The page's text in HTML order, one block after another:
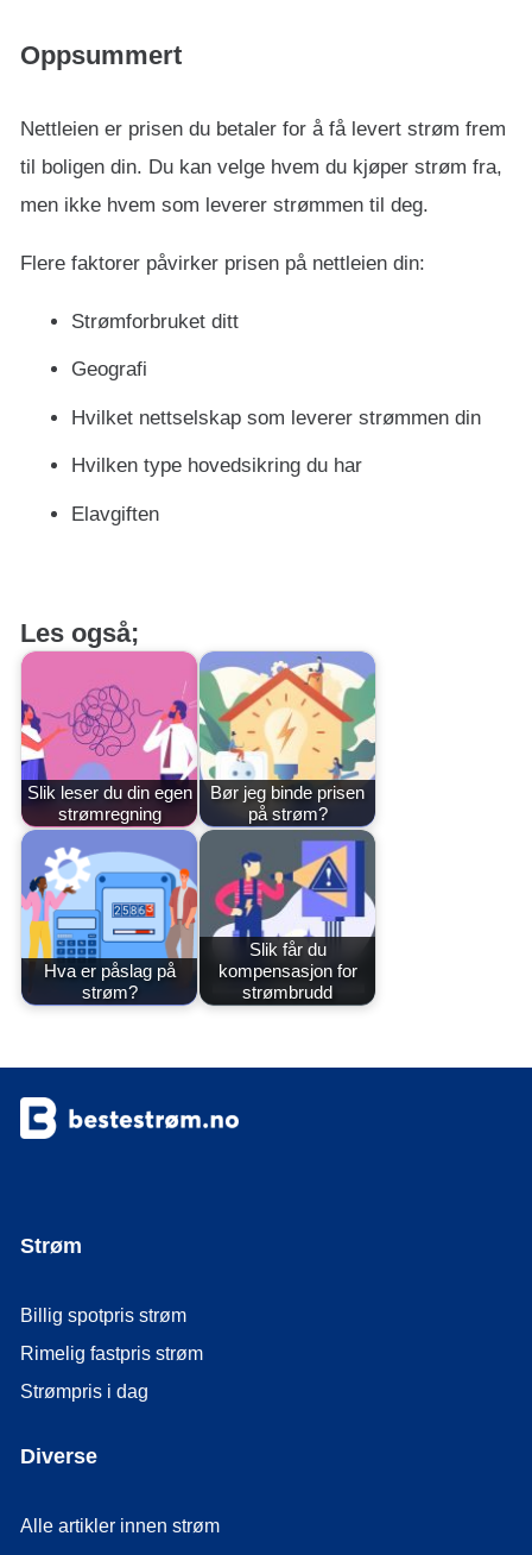
Oppsummert
Nettleien er prisen du betaler for å få levert strøm frem
til boligen din. Du kan velge hvem du kjøper strøm fra,
men ikke hvem som leverer strømmen til deg.
Flere faktorer påvirker prisen på nettleien din:
Strømforbruket ditt
Geografi
Hvilket nettselskap som leverer strømmen din
Hvilken type hovedsikring du har
Elavgiften
Les også;
Slik leser du din egen
strømregning
Bør jeg binde prisen
på strøm?
Hva er påslag på
strøm?
Slik får du
kompensasjon for
strømbrudd
Strøm
Billig spotpris strøm
Rimelig fastpris strøm
Strømpris i dag
Diverse
Alle artikler innen strøm